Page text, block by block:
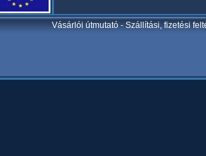
Vásárlói útmutató-Szállítási, fizetési